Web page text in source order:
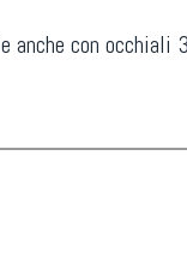
con occhiali